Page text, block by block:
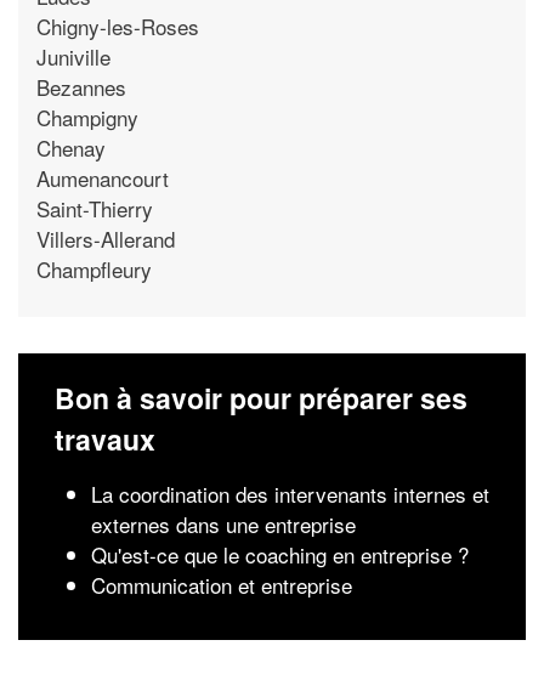
Chigny-les-Roses
Juniville
Bezannes
Champigny
Chenay
Aumenancourt
Saint-Thierry
Villers-Allerand
Champfleury
Bon à savoir pour préparer ses
travaux
La coordination des intervenants internes et
externes dans une entreprise
Qu'est-ce que le coaching en entreprise ?
Communication et entreprise